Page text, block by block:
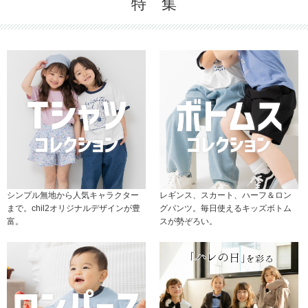
特 集
シンプル無地から人気キャラクター
まで。chil2オリジナルデザインが豊
富。
レギンス、スカート、ハーフ＆ロン
グパンツ。毎日使えるキッズボトム
スが勢ぞろい。